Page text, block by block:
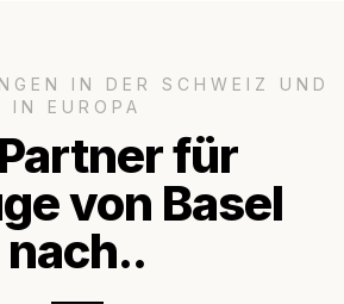
IN DER SCHWEIZ UND
IN EUROPA
für
von Basel
nach..